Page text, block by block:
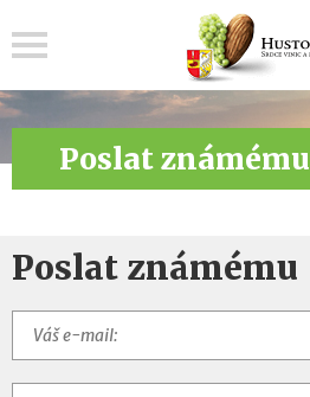
Poslat známému
Poslat známému